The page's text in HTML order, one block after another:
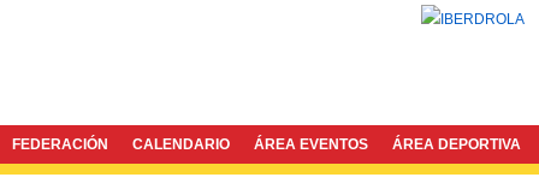
FEDERACIÓN CALENDARIO ÁREA EVENTOS ÁREA DEPORTIVA